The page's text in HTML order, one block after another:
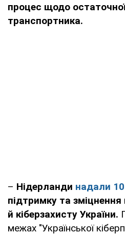
процес щодо остаточної
транспортника.
– Нідерланди надали
підтримку та зміцнення
й кіберзахисту України.
межах "Української